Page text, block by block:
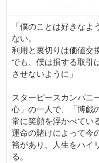
「僕のことは好きな
ない。
利用と裏切りは価値交
でも、僕は損する取引
させないように」
スターピースカンパニ
心」の一人で、「博戯
常に笑顔を浮かべてい
運命の賭けによって今
裕があり、人生をハイ
る。